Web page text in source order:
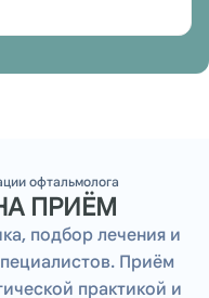
офтальмолога
ПРИЁМ
подбор лечения и
Приём
практикой и